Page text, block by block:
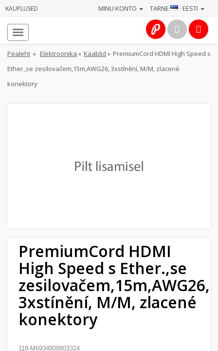
KAUPLUSED TARNE · EESTI
MINU KONTO
Pealeht » Elektroonika » Kaablid » PremiumCord HDMI High Speed s
Ether.,se zesilovačem,15m,AWG26, 3xstínění, M/M, zlacené
konektory
PremiumCord HDMI
High Speed s Ether.,se
zesilovačem,15m,AWG26,
3xstínění, M/M, zlacené
konektory
118-M6934808803324
Info
Teenused
aed
Ilu
tervis
Sport